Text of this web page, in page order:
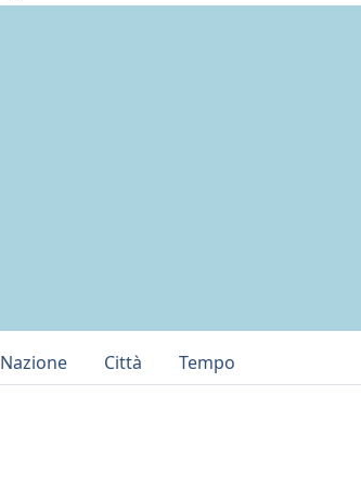
Nazione Città
Tempo